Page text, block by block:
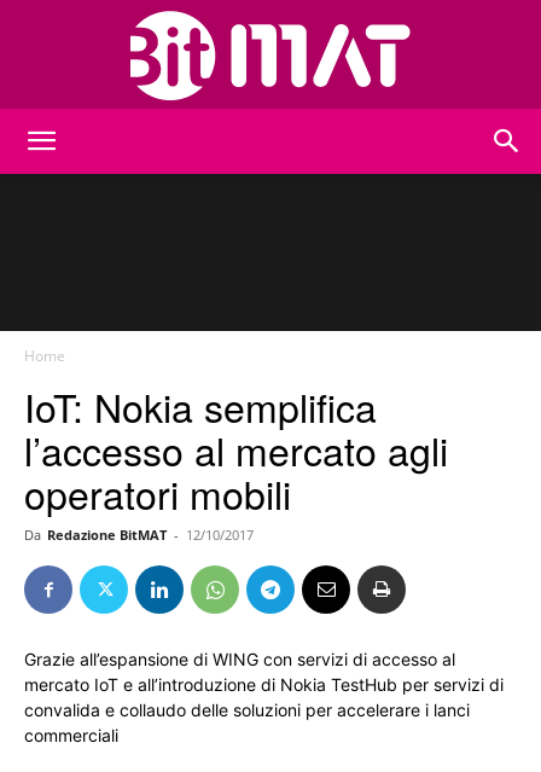
Home
IoT: Nokia semplifica
l’accesso al mercato agli
operatori mobili
Da Redazione BitMAT - 12/10/2017
Grazie all’espansione di WING con servizi di accesso al
mercato IoT e all’introduzione di Nokia TestHub per servizi di
convalida e collaudo delle soluzioni per accelerare i lanci
commerciali